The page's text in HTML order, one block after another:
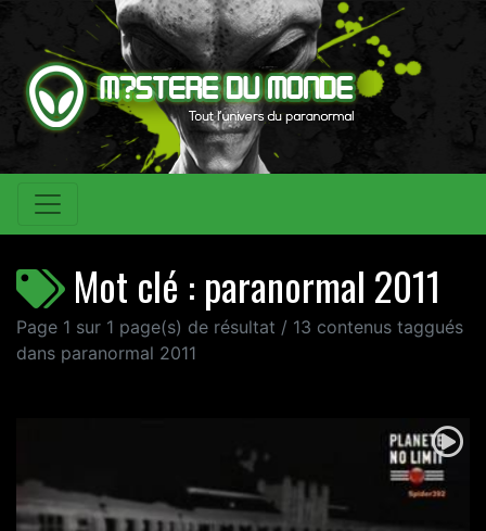
Mot clé : paranormal 2011
Page 1 sur 1 page(s) de résultat / 13 contenus taggués
dans paranormal 2011